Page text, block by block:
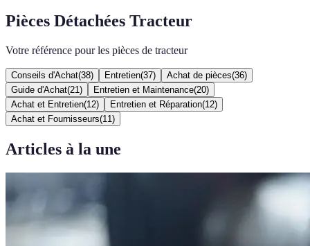
Pièces Détachées Tracteur
Votre référence pour les pièces de tracteur
Conseils d'Achat(38) Entretien(37) Achat de pièces(36)
Guide d'Achat(21 ) Entretien et Maintenance(20)
Achat et Entretien(12) Entretien et Réparation(12)
Achat et Fournisseurs(11 )
Articles à la une